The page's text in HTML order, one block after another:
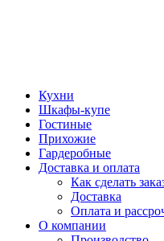
Кухни
Шкафы-купе
Гостиные
Прихожие
Гардеробные
Доставка и оплата
Как сделать
Доставка
Оплата и
О компании